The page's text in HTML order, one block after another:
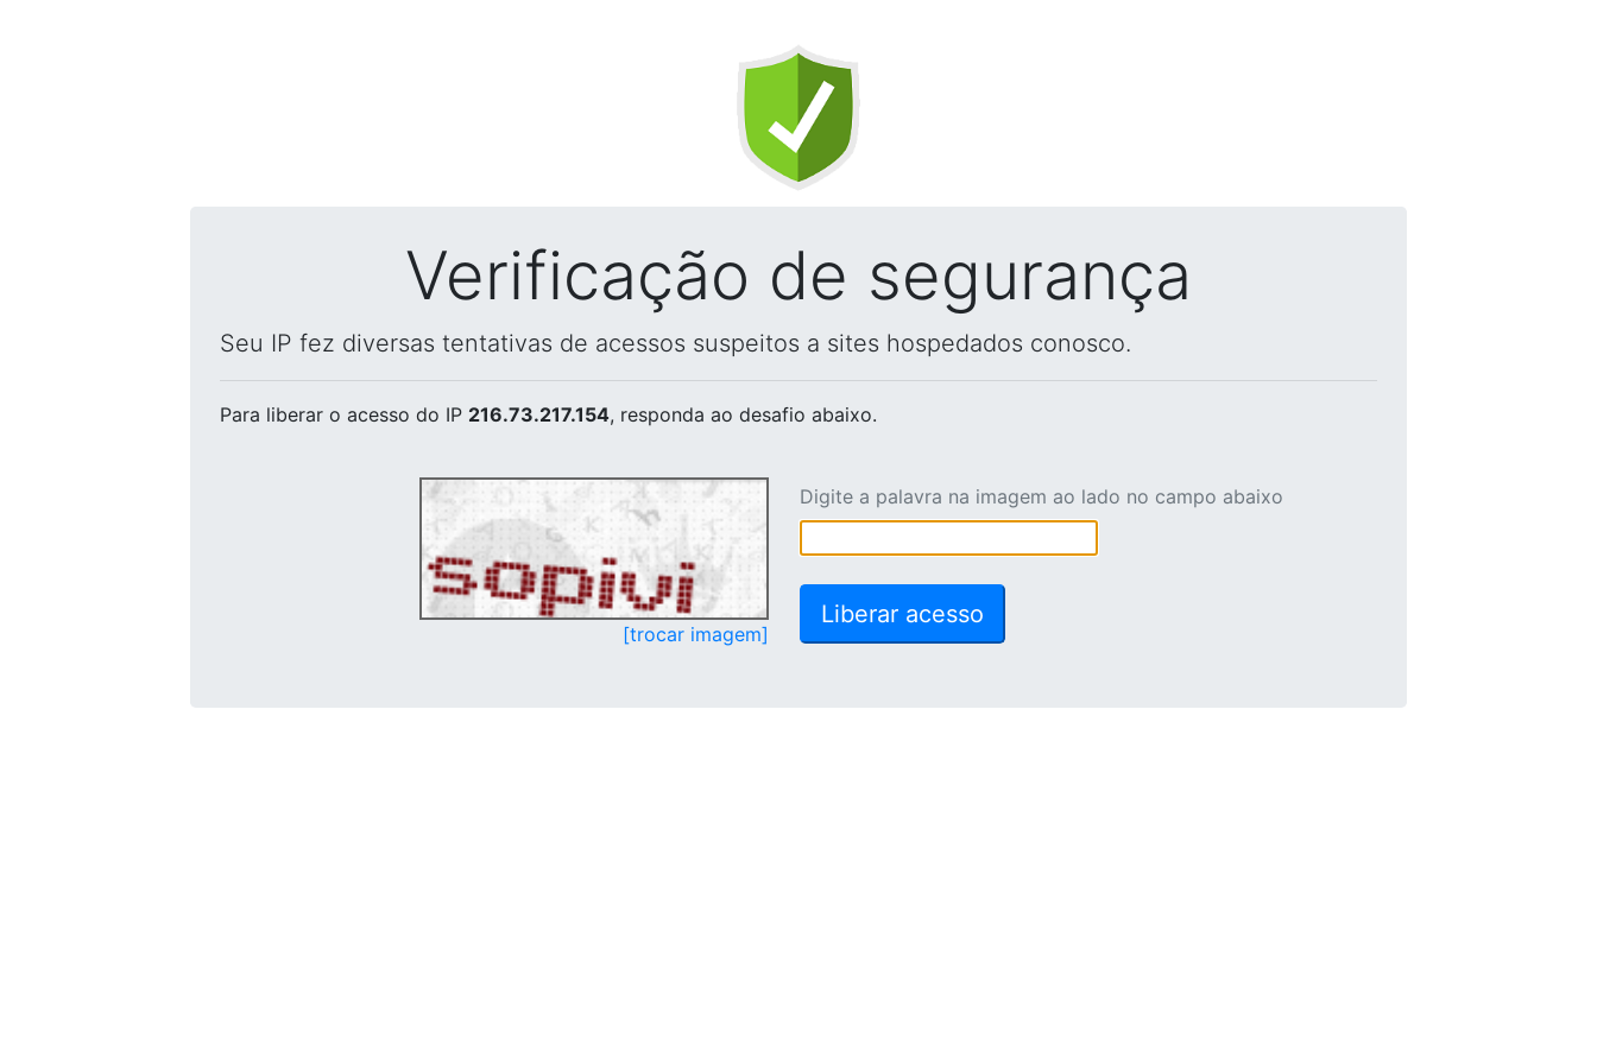
Verificação de segurança
Seu IP fez diversas tentativas de acessos suspeitos a sites hospedados conosco.
Para liberar o acesso do IP 216.73.217.154, responda ao desafio abaixo.
[trocar imagem]
Digite a palavra na imagem ao lado no campo abaixo